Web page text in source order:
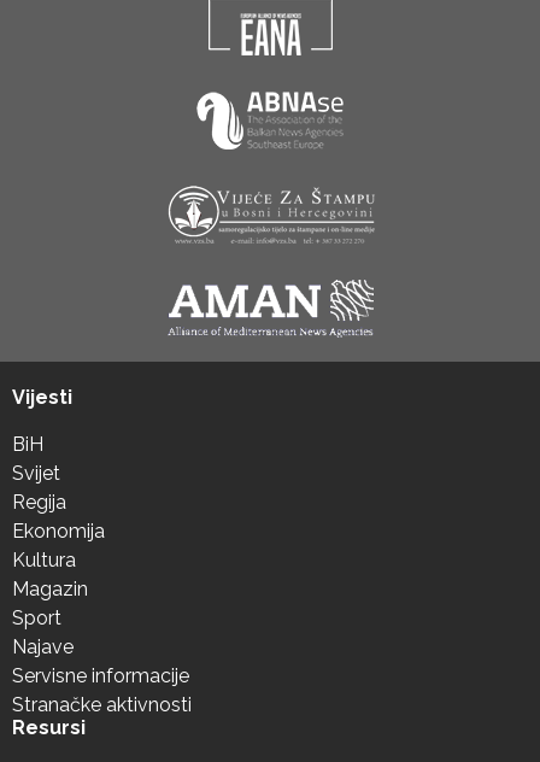
Vijesti
BiH
Svijet
Regija
Ekonomija
Kultura
Magazin
Sport
Najave
Servisne informacije
Stranačke aktivnosti
Resursi